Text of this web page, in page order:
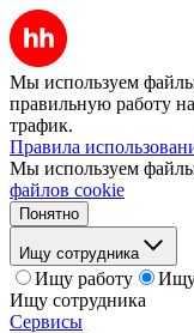
Мы используем
правильную работу
трафик.
Правила
Мы используем
файлов cookie
Понятно
Ищу сотрудника
Ищу работу
Ищу
Ищу сотрудника
Сервисы